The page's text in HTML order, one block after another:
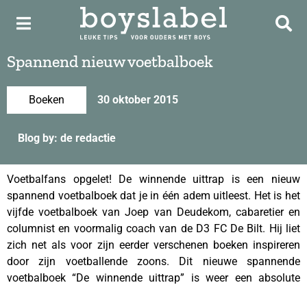
Spannend nieuw voetbalboek
Boeken 30 oktober 2015
Blog by: de redactie
Voetbalfans opgelet! De winnende uittrap is een nieuw
spannend voetbalboek dat je in één adem uitleest. Het is het
vijfde voetbalboek van Joep van Deudekom, cabaretier en
columnist en voormalig coach van de D3 FC De Bilt. Hij liet
zich net als voor zijn eerder verschenen boeken inspireren
door zijn voetballende zoons. Dit nieuwe spannende
voetbalboek “De winnende uittrap” is weer een absolute